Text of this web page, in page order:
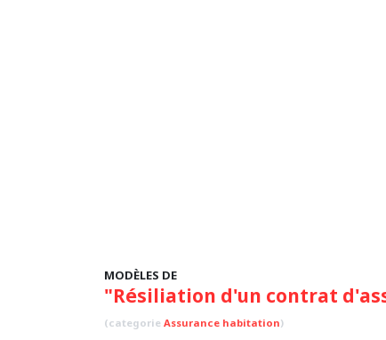
MODÈLES DE
"Résiliation d'un contrat
(categorie Assurance habitation)